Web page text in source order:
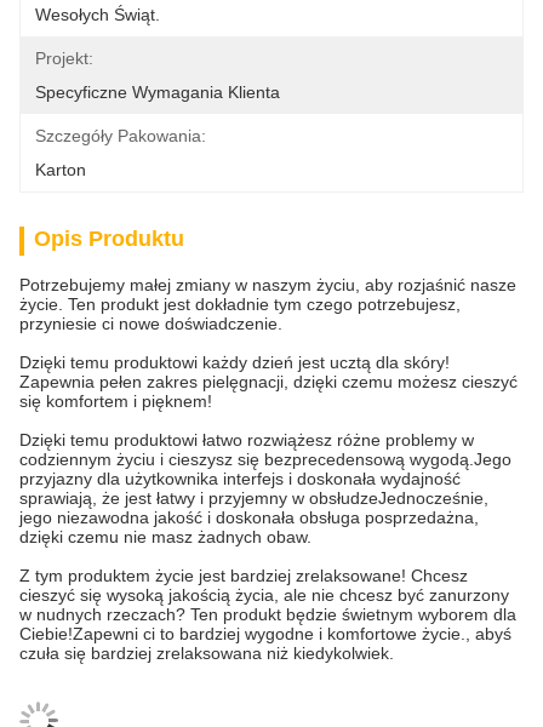
Wesołych Świąt.
Projekt:
Specyficzne Wymagania Klienta
Szczegóły Pakowania:
Karton
Opis Produktu
Potrzebujemy małej zmiany w naszym życiu, aby rozjaśnić nasze
życie. Ten produkt jest dokładnie tym czego potrzebujesz,
przyniesie ci nowe doświadczenie.
Dzięki temu produktowi każdy dzień jest ucztą dla skóry!
Zapewnia pełen zakres pielęgnacji, dzięki czemu możesz cieszyć
się komfortem i pięknem!
Dzięki temu produktowi łatwo rozwiążesz różne problemy w
codziennym życiu i cieszysz się bezprecedensową wygodą.Jego
przyjazny dla użytkownika interfejs i doskonała wydajność
sprawiają, że jest łatwy i przyjemny w obsłudzeJednocześnie,
jego niezawodna jakość i doskonała obsługa posprzedażna,
dzięki czemu nie masz żadnych obaw.
Z tym produktem życie jest bardziej zrelaksowane! Chcesz
cieszyć się wysoką jakością życia, ale nie chcesz być zanurzony
w nudnych rzeczach? Ten produkt będzie świetnym wyborem dla
Ciebie!Zapewni ci to bardziej wygodne i komfortowe życie., abyś
czuła się bardziej zrelaksowana niż kiedykolwiek.